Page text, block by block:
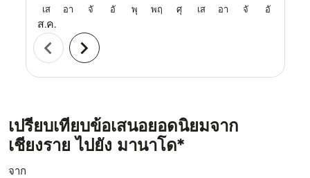
เส
ส.ค.
อา จั อั พุ พฤ ศุ เส อา จั อั
chevron_left chevron_right
เปรียบเทียบข้อเสนอยอดนิยมจาก
เชียงราย ไปยัง มานาโด*
จาก